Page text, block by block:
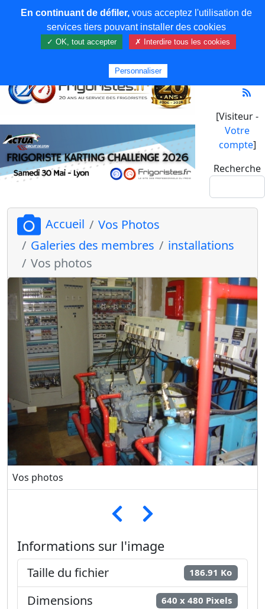
[Visiteur -
Votre
compte]
Recherche
Accueil
Vos Photos
Galeries des membres
installations
Vos photos
Vos photos
Informations sur l'image
Taille du fichier 186.91 Ko
Dimensions 640 x 480 Pixels
En continuant de défiler,vous acceptez l'utilisation de
services tiers pouvant installer des cookies
✓ OK, tout accepter ✗ Interdire tous les cookies
Personnaliser